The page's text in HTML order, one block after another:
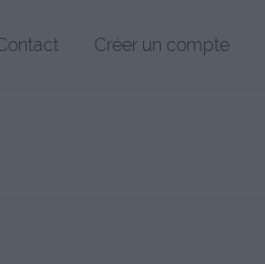
Créer un compte